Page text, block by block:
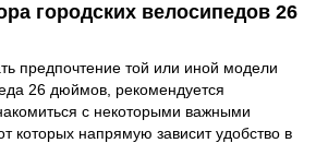
городских велосипедов 26
предпочтение той или иной модели
26 дюймов, рекомендуется
с некоторыми важными
которых напрямую зависит удобство в